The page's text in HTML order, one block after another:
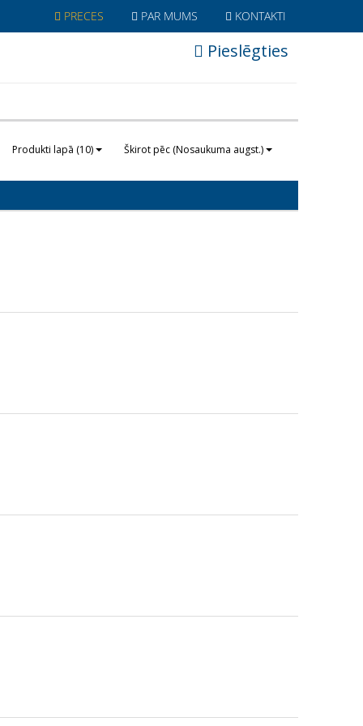
PRECES PAR MUMS KONTAKTI
Pieslēgties
Produkti lapā (10) Škirot pēc (Nosaukuma augst.)